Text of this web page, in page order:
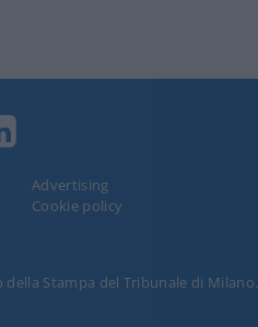
Advertising
Cookie policy
Stampa del Tribunale di Milano.